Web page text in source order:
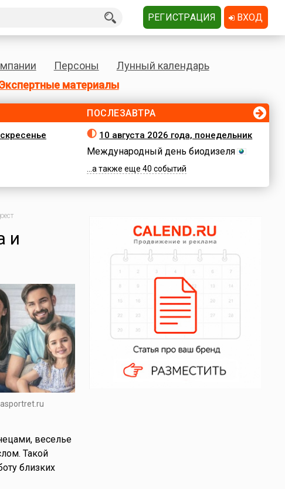
Персоны
Лунный календарь
материалы
ПОСЛЕЗАВТРА
10 августа 2026 года, понедельник
Международный день биодизеля
...а также еще 40 событий
и
веселье
Такой
близких
РЕГИСТРАЦИЯ ВХОД